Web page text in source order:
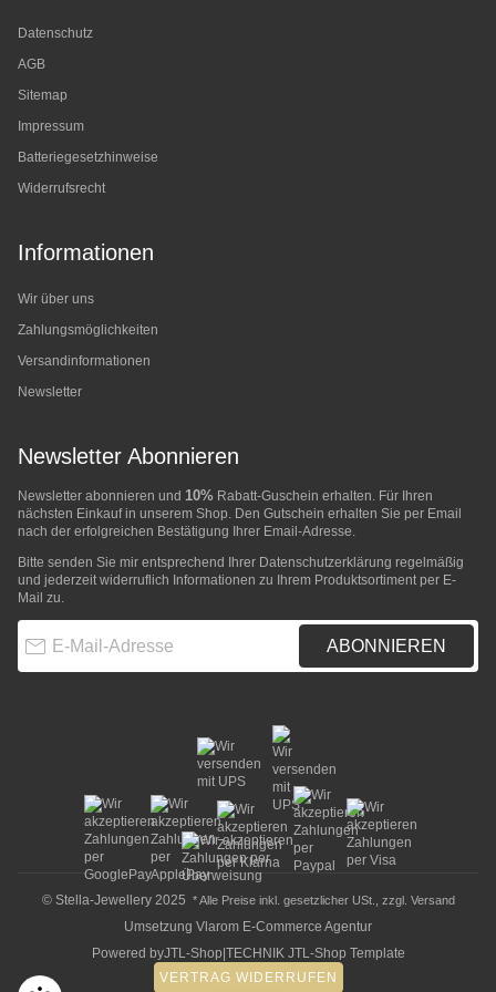
Datenschutz
AGB
Sitemap
Impressum
Batteriegesetzhinweise
Widerrufsrecht
Informationen
Wir über uns
Zahlungsmöglichkeiten
Versandinformationen
Newsletter
Newsletter Abonnieren
Newsletter abonnieren und 10% Rabatt-Guschein erhalten. Für Ihren
nächsten Einkauf in unserem Shop. Den Gutschein erhalten Sie per Email
nach der erfolgreichen Bestätigung Ihrer Email-Adresse.
Bitte senden Sie mir entsprechend Ihrer Datenschutzerklärung regelmäßig
und jederzeit widerruflich Informationen zu Ihrem Produktsortiment per E-
Mail zu.
ABONNIEREN
© Stella-Jewellery 2025 * Alle Preise inkl. gesetzlicher USt., zzgl. Versand
Umsetzung Vlarom E-Commerce Agentur
Powered byJTL-Shop TECHNIK JTL-Shop Template
VERTRAG WIDERRUFEN